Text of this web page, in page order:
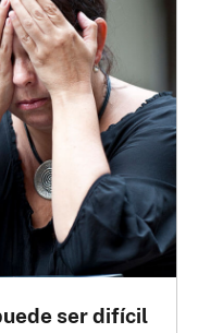
ser difícil